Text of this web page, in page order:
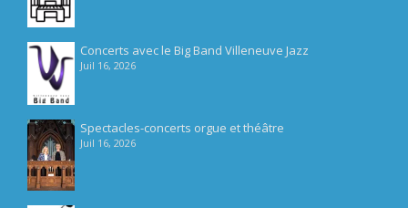
Concerts avec le Big Band Villeneuve Jazz
Juil 16, 2026
Spectacles-concerts orgue et théâtre
Juil 16, 2026